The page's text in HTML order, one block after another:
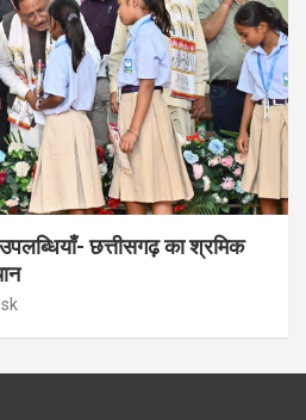
छत्तीसगढ़ का श्रमिक